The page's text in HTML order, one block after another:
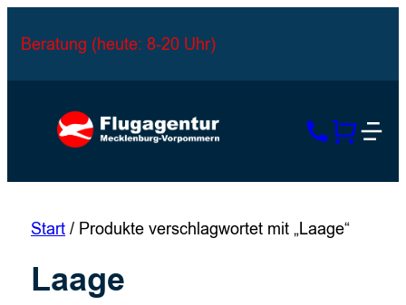
Inhalt
Beratung (heute: 8-20 Uhr)
Start / Produkte verschlagwortet mit „Laage“
Laage